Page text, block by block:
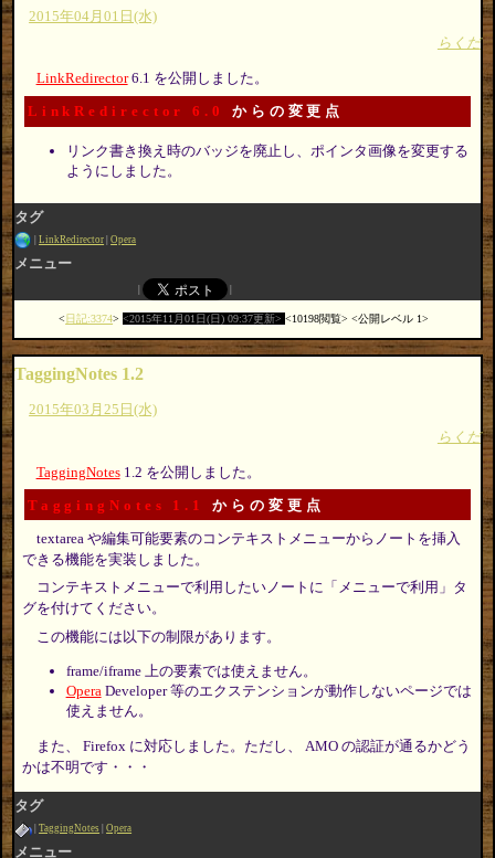
2015年04月01日(水)
らくだ
LinkRedirector6.1 を公開しました。
LinkRedirector 6.0 からの変更点
リンク書き換え時のバッジを廃止し、ポインタ画像を変更する
ようにしました。
タグ
LinkRedirector Opera
メニュー
日記:3374 2015年11月01日(日) 09:37更新 10198閲覧 公開レベル 1
TaggingNotes 1.2
2015年03月25日(水)
らくだ
TaggingNotes1.2 を公開しました。
TaggingNotes 1.1 からの変更点
textarea や編集可能要素のコンテキストメニューからノートを挿入
できる機能を実装しました。
コンテキストメニューで利用したいノートに「メニューで利用」タ
グを付けてください。
この機能には以下の制限があります。
frame/iframe 上の要素では使えません。
Opera Developer 等のエクステンションが動作しないページでは
使えません。
また、 Firefox に対応しました。ただし、 AMO の認証が通るかどう
かは不明です・・・
タグ
TaggingNotes Opera
メニュー